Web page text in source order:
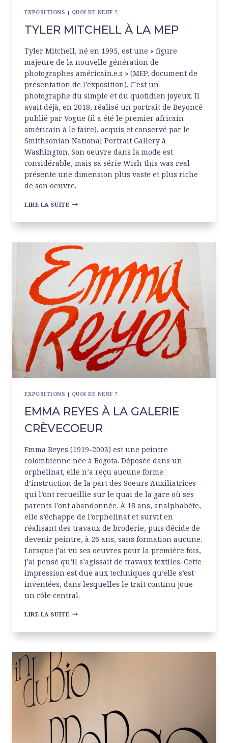
EXPOSITIONS | QUOI DE NEUF ?
TYLER MITCHELL À LA MEP
Tyler Mitchell, né en 1995, est une « figure
majeure de la nouvelle génération de
photographes américain.e.s » (MEP, document de
présentation de l’exposition). C’est un
photographe du simple et du quotidien joyeux. Il
avait déjà, en 2018, réalisé un portrait de Beyoncé
publié par Vogue (il a été le premier africain
américain à le faire), acquis et conservé par le
Smithsonian National Portrait Gallery à
Washington. Son oeuvre dans la mode est
considérable, mais sa série Wish this was real
présente une dimension plus vaste et plus riche
de son oeuvre.
LIRE LA SUITE TYLER
EXPOSITIONS | QUOI DE NEUF ?
EMMA REYES À LA GALERIE
CRÈVECOEUR
Emma Reyes (1919-2003) est une peintre
colombienne née à Bogota. Déposée dans un
orphelinat, elle n’a reçu aucune forme
d’instruction de la part des Soeurs Auxiliatrices
qui l’ont recueillie sur le quai de la gare où ses
parents l’ont abandonnée. À 18 ans, analphabète,
elle s’échappe de l’orphelinat et survit en
réalisant des travaux de broderie, puis décide de
devenir peintre, à 26 ans, sans formation aucune.
Lorsque j’ai vu ses oeuvres pour la première fois,
j’ai pensé qu’il s’agissait de travaux textiles. Cette
impression est due aux techniques qu’elle s’est
inventées, dans lesquelles le trait continu joue
un rôle central.
LIRE LA SUITE EMMA
À